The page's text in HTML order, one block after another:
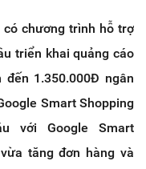
có chương trình hỗ trợ
triển khai quảng cáo
đến 1.350.000Đ ngân
Smart Shopping
với Google Smart
tăng đơn hàng và